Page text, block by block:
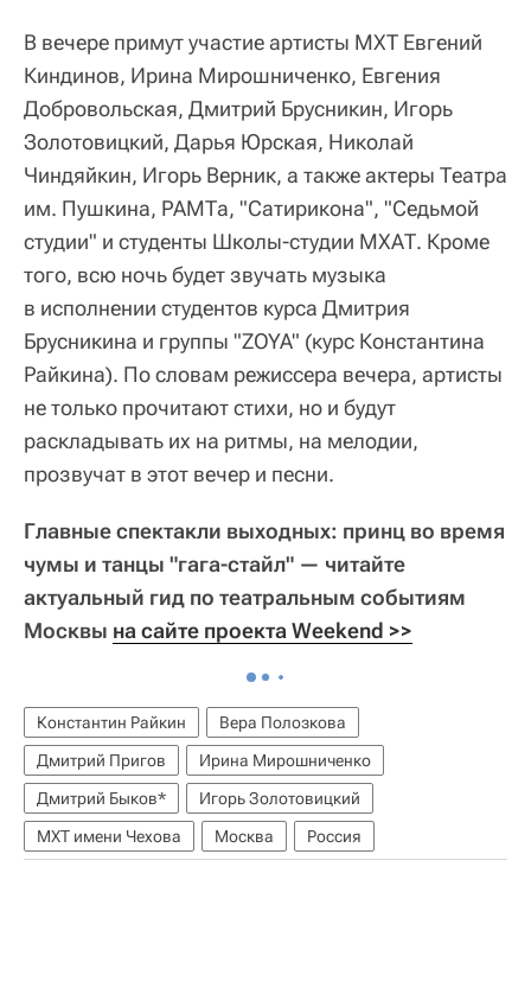
В вечере примут участие артисты МХТ Евгений
Киндинов, Ирина Мирошниченко, Евгения
Добровольская, Дмитрий Брусникин, Игорь
Золотовицкий, Дарья Юрская, Николай
Чиндяйкин, Игорь Верник, а также актеры Театра
им. Пушкина, РАМТа, "Сатирикона", "Седьмой
студии" и студенты Школы-студии МХАТ. Кроме
того, всю ночь будет звучать музыка
в исполнении студентов курса Дмитрия
Брусникина и группы "ZOYA" (курс Константина
Райкина). По словам режиссера вечера, артисты
не только прочитают стихи, но и будут
раскладывать их на ритмы, на мелодии,
прозвучат в этот вечер и песни.
Главные спектакли выходных: принц во время
чумы и танцы "гага-стайл" — читайте
актуальный гид по театральным событиям
Москвы на сайте проекта Weekend >>
Константин Райкин
Вера Полозкова
Дмитрий Пригов
Ирина Мирошниченко
Дмитрий Быков*
Игорь Золотовицкий
МXT имени Чехова
Москва Россия